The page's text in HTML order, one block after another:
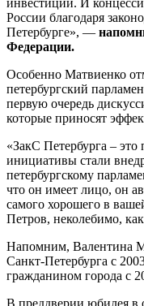
России благодаря
Петербурге», —
Федерации.
Особенно Матвиенко
петербургский
первую очередь
которые приносят
«ЗакС Петербурга –
инициативы стали
петербургскому
что он имеет лицо, он
самого хорошего в
Петров, неколебимо,
Напомним, Валентина
Санкт-Петербурга с
гражданином города с
В преддверии юбилея в